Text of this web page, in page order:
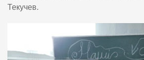
Текучев.